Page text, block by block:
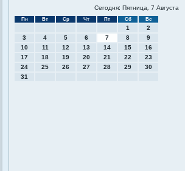
Сегодня: Пятница, 7 Августа
Пн Вт Ср Чт Пт Сб Вс
1
2
3
4 5 6 7 8
9
10
11 12 13 14 15
16
17
18 19 20 21 22
23
24
25 26 27 28 29
30
31